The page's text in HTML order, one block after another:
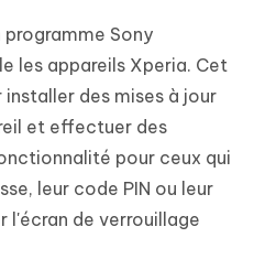
Sony
les appareils Xperia. Cet
des mises à jour
et effectuer des
pour ceux qui
leur code PIN ou leur
l'écran de verrouillage